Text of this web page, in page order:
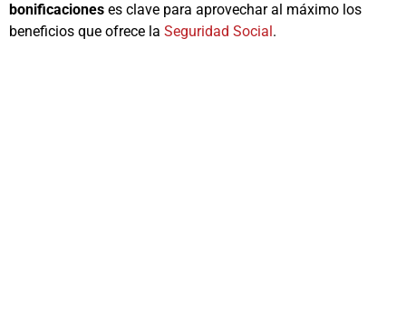
bonificaciones es clave para aprovechar al máximo los
beneficios que ofrece la Seguridad Social.